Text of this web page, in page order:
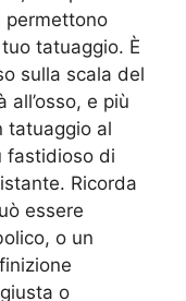
permettono
tatuaggio. È
sulla scala del
e più
tatuaggio al
fastidioso di
Ricorda
essere
o un
o